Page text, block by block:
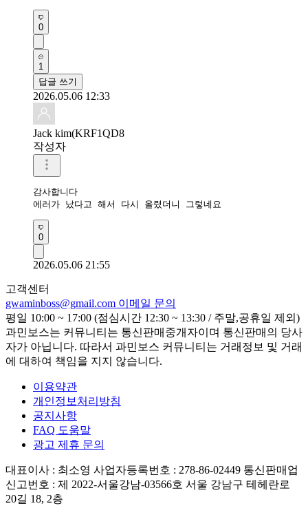
0
1
답글 쓰기
2026.05.06 12:33
Jack kim(KRF1QD8
작성자
감사합니다
에러가 났다고 해서 다시 올렸더니 그렇네요
0
2026.05.06 21:55
고객센터
gwaminboss@gmail.com 이메일 문의
평일 10:00 ~ 17:00 (점심시간 12:30 ~ 13:30 / 주말,공휴일 제외)
과민보스는 커뮤니티는 통신판매중개자이며 통신판매의 당사
자가 아닙니다. 따라서 과민보스 커뮤니티는 거래정보 및 거래
에 대하여 책임을 지지 않습니다.
이용약관
개인정보처리방침
공지사항
FAQ 도움말
광고 제휴 문의
대표이사 : 최소영 사업자등록번호 : 278-86-02449 통신판매업
신고번호 : 제 2022-서울강남-03566호 서울 강남구 테헤란로
20길 18, 2층